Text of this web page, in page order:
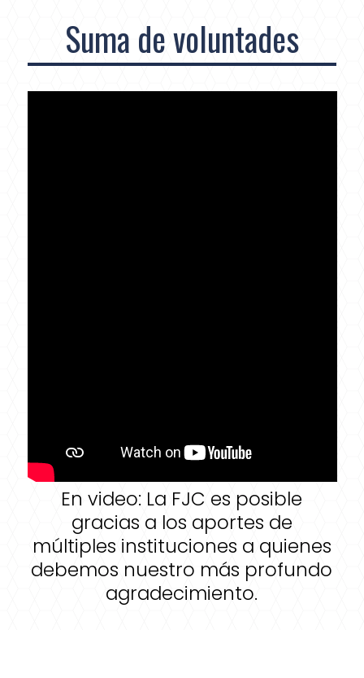
Suma de voluntades
En video: La FJC es posible
gracias a los aportes de
múltiples instituciones a quienes
debemos nuestro más profundo
agradecimiento.